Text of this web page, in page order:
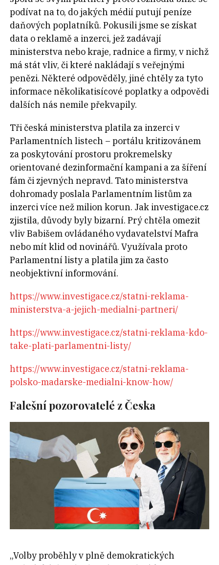
podívat na to, do jakých médií putují peníze
daňových poplatníků. Pokusili jsme se získat
data o reklamě a inzerci, jež zadávají
ministerstva nebo kraje, radnice a firmy, v nichž
má stát vliv, či které nakládají s veřejnými
penězi. Některé odpověděly, jiné chtěly za tyto
informace několikatisícové poplatky a odpovědi
dalších nás nemile překvapily.
Tři česká ministerstva platila za inzerci v
Parlamentních listech – portálu kritizovánem
za poskytování prostoru prokremelsky
orientované dezinformační kampani a za šíření
fám či zjevných nepravd. Tato ministerstva
dohromady poslala Parlamentním listům za
inzerci více než milion korun. Jak investigace.cz
zjistila, důvody byly bizarní. Prý chtěla omezit
vliv Babišem ovládaného vydavatelství Mafra
nebo mít klid od novinářů. Využívala proto
Parlamentní listy a platila jim za často
neobjektivní informování.
https://www.investigace.cz/statni-reklama-
ministerstva-a-jejich-medialni-partneri/
https://www.investigace.cz/statni-reklama-kdo-
take-plati-parlamentni-listy/
https://www.investigace.cz/statni-reklama-
polsko-madarske-medialni-know-how/
Falešní pozorovatelé z Česka
„Volby proběhly v plně demokratických